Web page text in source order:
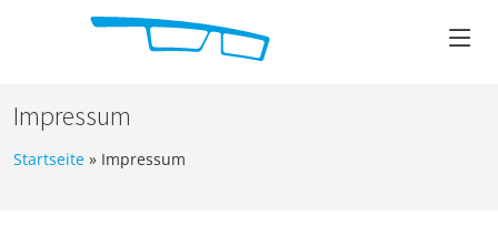
Impressum
Startseite » Impressum